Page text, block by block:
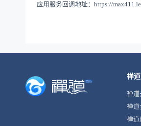
应用服务回调地址： https://
禅
禅道
禅道
禅道